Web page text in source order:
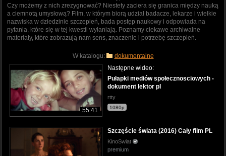
Czy możemy z nich zrezygnować? Niestety zaciera się granica między nauką
a ciemnotą umysłową? Film, w którym biorą udział badacze, lekarze i wielkie
nazwiska w dziedzinie szczepień, bada postęp naukowy i odpowiada na
pytania, które się w tej kwestii wyłaniają. Poznamy ciekawe archiwalne
materiały, które zobrazują nam sens, znaczenie i potrzebę szczepień.
W katalogu: dokumentalne
55:41
Następne wideo:
Pułapki mediów społecznosciowych -
dokument lektor pl
rtty
1080p
Szczęście świata (2016) Cały film PL
KinoSwiat
premium